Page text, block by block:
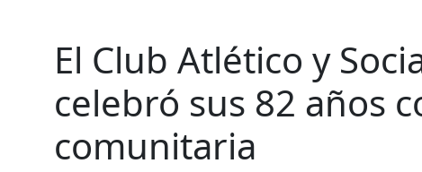
El Club Atlético y
celebró sus 82 años
comunitaria